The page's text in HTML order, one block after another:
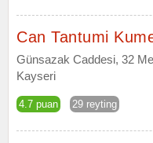
Can Tantumi
Günsazak Caddesi, 32
Kayseri
4.7 puan 29 reyting